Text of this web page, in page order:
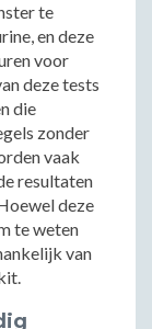
te
en deze
voor
deze tests
die
zonder
vaak
resultaten
deze
te weten
van